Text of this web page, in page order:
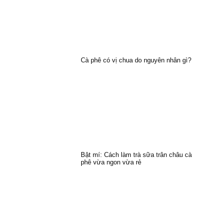
Cà phê có vị chua do nguyên nhân gì?
Bật mí: Cách làm trà sữa trân châu cà
phê vừa ngon vừa rẻ